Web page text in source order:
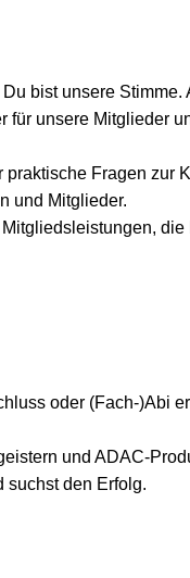
bist unsere Stimme.
für unsere Mitglieder
Fragen zur
und Mitglieder.
oder (Fach-)Abi
und ADAC-
suchst den Erfolg.